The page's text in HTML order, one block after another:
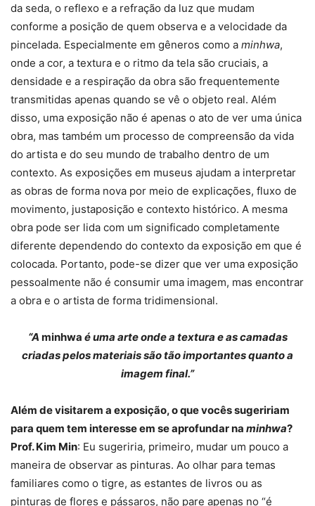
da seda, o reflexo e a refração da luz que mudam
conforme a posição de quem observa e a velocidade da
pincelada. Especialmente em gêneros como a minhwa,
onde a cor, a textura e o ritmo da tela são cruciais, a
densidade e a respiração da obra são frequentemente
transmitidas apenas quando se vê o objeto real. Além
disso, uma exposição não é apenas o ato de ver uma única
obra, mas também um processo de compreensão da vida
do artista e do seu mundo de trabalho dentro de um
contexto. As exposições em museus ajudam a interpretar
as obras de forma nova por meio de explicações, fluxo de
movimento, justaposição e contexto histórico. A mesma
obra pode ser lida com um significado completamente
diferente dependendo do contexto da exposição em que é
colocada. Portanto, pode-se dizer que ver uma exposição
pessoalmente não é consumir uma imagem, mas encontrar
a obra e o artista de forma tridimensional.
“A minhwa é uma arte onde a textura e as camadas
criadas pelos materiais são tão importantes quanto a
imagem final.”
Além de visitarem a exposição, o que vocês sugeririam
para quem tem interesse em se aprofundar na minhwa?
Prof. Kim Min: Eu sugeriria, primeiro, mudar um pouco a
maneira de observar as pinturas. Ao olhar para temas
familiares como o tigre, as estantes de livros ou as
pinturas de flores e pássaros, não pare apenas no “é